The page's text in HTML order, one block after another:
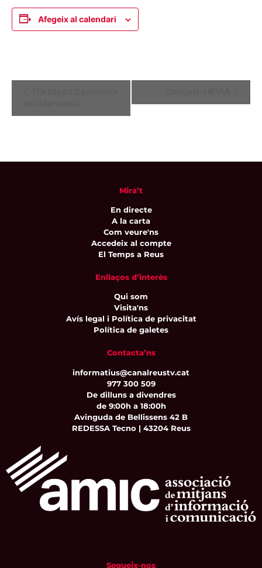
Afegeix al calendari
d'Esdeveniment
Mira’t
En directe
A la carta
Com veure'ns
Accedeix al compte
El Temps a Reus
Enllaços d’interès
Qui som
Visita'ns
Avís legal i Política de privacitat
Política de galetes
Contacta’ns
informatius@canalreustv.cat
977 300 509
De dilluns a divendres
de 9:00h a 18:00h
Avinguda de Bellissens 42 B
REDESSA Tecno | 43204 Reus
Segueix-nos